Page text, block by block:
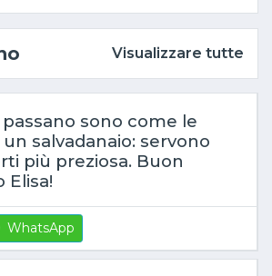
Visualizzare tutte
sono come le
salvadanaio: servono
più preziosa. Buon
Elisa!
WhatsApp